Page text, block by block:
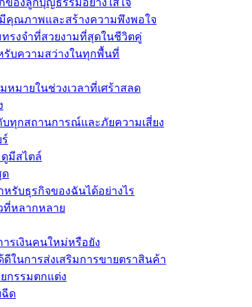
คุณภาพและสร้างความพึงพอใจ
รงจำที่สวยงามที่สุดในชีวิตคู่
รับความสว่างในทุกพื้นที่
มายในช่วงเวลาที่เศร้าสลด
ทุกสถานการณ์และภัยความเสี่ยง
ดูมีสไตล์
ด
หรับธุรกิจของฉันได้อย่างไร
หลากหลาย
ารเงินคนใหม่หรือยัง
ในการส่งเสริมการขายตราสินค้า
กรรมตกแต่ง
ฉีด